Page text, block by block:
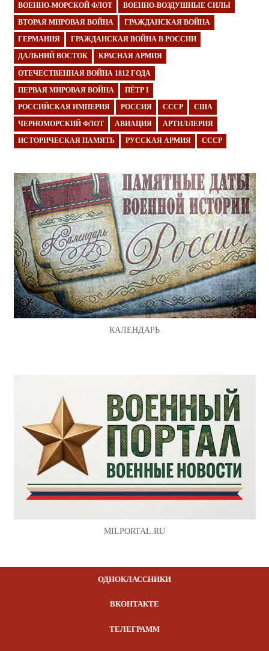
ВОЕННО-МОРСКОЙ ФЛОТ ВОЕННО-ВОЗДУШНЫЕ СИЛЫ
ВТОРАЯ МИРОВАЯ ВОЙНА ГРАЖДАНСКАЯ ВОЙНА
ГЕРМАНИЯ ГРАЖДАНСКАЯ ВОЙНА В РОССИИ
ДАЛЬНИЙ ВОСТОК КРАСНАЯ АРМИЯ
ОТЕЧЕСТВЕННАЯ ВОЙНА 1812 ГОДА
ПЕРВАЯ МИРОВАЯ ВОЙНА ПЁТР I
РОССИЙСКАЯ ИМПЕРИЯ РОССИЯ СССР США
ЧЕРНОМОРСКИЙ ФЛОТ АВИАЦИЯ АРТИЛЛЕРИЯ
ИСТОРИЧЕСКАЯ ПАМЯТЬ РУССКАЯ АРМИЯ СССР
КАЛЕНДАРЬ
MILPORTAL.RU
ОДНОКЛАССНИКИ
ВКОНТАКТЕ
ТЕЛЕГРАММ